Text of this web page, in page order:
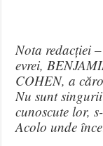
Nota redacției
evrei,
COHEN, a
Nu sunt
cunoscute lor,
Acolo unde